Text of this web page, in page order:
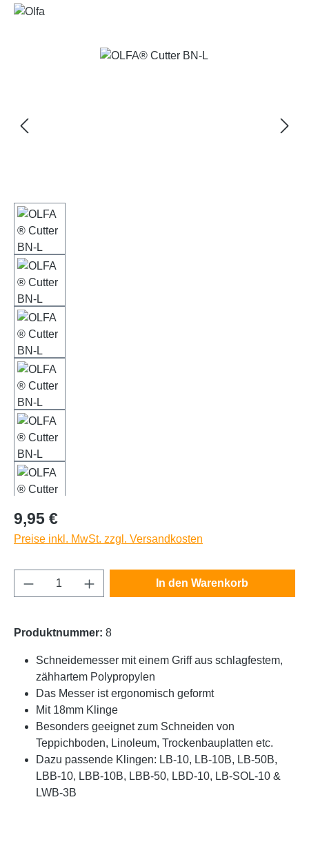
Bildergalerie überspringen
Regulärer Preis:
9,95 €
Preise inkl. MwSt. zzgl. Versandkosten
Produkt Anzahl: Gib den gewünschten
In den Warenkorb
Produktnummer: 8
Schneidemesser mit einem Griff aus schlagfestem,
zähhartem Polypropylen
Das Messer ist ergonomisch geformt
Mit 18mm Klinge
Besonders geeignet zum Schneiden von
Teppichboden, Linoleum, Trockenbauplatten etc.
Dazu passende Klingen: LB-10, LB-10B, LB-50B,
LBB-10, LBB-10B, LBB-50, LBD-10, LB-SOL-10 &
LWB-3B